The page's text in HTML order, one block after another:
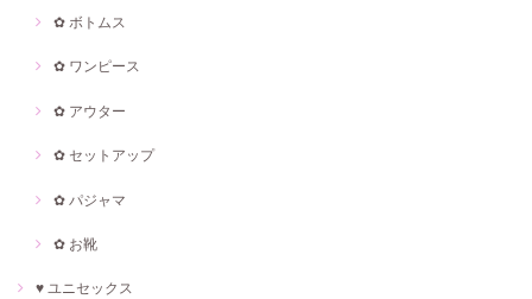
✿ ボトムス
✿ ワンピース
✿ アウター
✿ セットアップ
✿ パジャマ
✿ お靴
♥ ユニセックス